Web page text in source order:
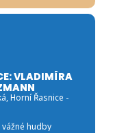
VLADIMÍRA
, Horní Řasnice -
hudby